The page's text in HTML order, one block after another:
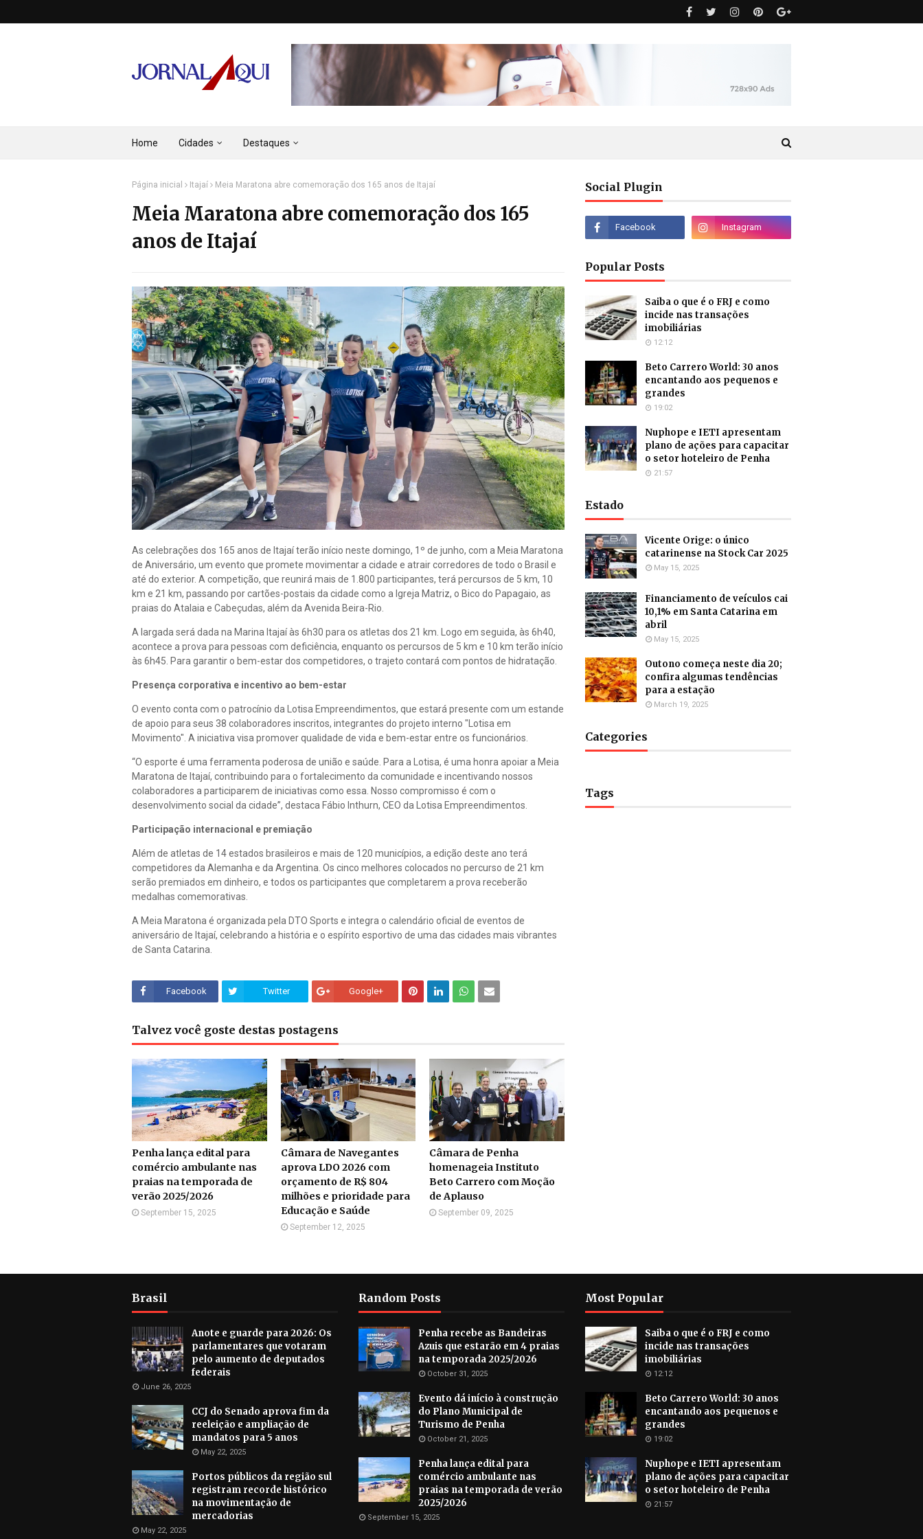
Home Cidades Destaques
Página inicial Itajaí Meia Maratona abre comemoração dos 165 anos de Itajaí
Meia Maratona abre comemoração dos 165
anos de Itajaí
As celebrações dos 165 anos de Itajaí terão início neste domingo, 1º de junho, com a Meia Maratona
de Aniversário, um evento que promete movimentar a cidade e atrair corredores de todo o Brasil e
até do exterior. A competição, que reunirá mais de 1.800 participantes, terá percursos de 5 km, 10
km e 21 km, passando por cartões-postais da cidade como a Igreja Matriz, o Bico do Papagaio, as
praias do Atalaia e Cabeçudas, além da Avenida Beira-Rio.
A largada será dada na Marina Itajaí às 6h30 para os atletas dos 21 km. Logo em seguida, às 6h40,
acontece a prova para pessoas com deficiência, enquanto os percursos de 5 km e 10 km terão início
às 6h45. Para garantir o bem-estar dos competidores, o trajeto contará com pontos de hidratação.
Presença corporativa e incentivo ao bem-estar
O evento conta com o patrocínio da Lotisa Empreendimentos, que estará presente com um estande
de apoio para seus 38 colaboradores inscritos, integrantes do projeto interno "Lotisa em
Movimento". A iniciativa visa promover qualidade de vida e bem-estar entre os funcionários.
“O esporte é uma ferramenta poderosa de união e saúde. Para a Lotisa, é uma honra apoiar a Meia
Maratona de Itajaí, contribuindo para o fortalecimento da comunidade e incentivando nossos
colaboradores a participarem de iniciativas como essa. Nosso compromisso é com o
desenvolvimento social da cidade”, destaca Fábio Inthurn, CEO da Lotisa Empreendimentos.
Participação internacional e premiação
Além de atletas de 14 estados brasileiros e mais de 120 municípios, a edição deste ano terá
competidores da Alemanha e da Argentina. Os cinco melhores colocados no percurso de 21 km
serão premiados em dinheiro, e todos os participantes que completarem a prova receberão
medalhas comemorativas.
A Meia Maratona é organizada pela DTO Sports e integra o calendário oficial de eventos de
aniversário de Itajaí, celebrando a história e o espírito esportivo de uma das cidades mais vibrantes
de Santa Catarina.
Facebook Twitter Google+
Talvez você goste destas postagens
Penha lança edital para
comércio ambulante nas
praias na temporada de
verão 2025/2026
September 15, 2025
Câmara de Navegantes
aprova LDO 2026 com
orçamento de R$ 804
milhões e prioridade para
Educação e Saúde
September 12, 2025
Câmara de Penha
homenageia Instituto
Beto Carrero com Moção
de Aplauso
September 09, 2025
Social Plugin
Popular Posts
Saiba o que é o FRJ e como
incide nas transações
imobiliárias
12:12
Beto Carrero World: 30 anos
encantando aos pequenos e
grandes
19:02
Nuphope e IETI apresentam
plano de ações para capacitar
o setor hoteleiro de Penha
21:57
Estado
Vicente Orige: o único
catarinense na Stock Car 2025
May 15, 2025
Financiamento de veículos cai
10,1% em Santa Catarina em
abril
May 15, 2025
Outono começa neste dia 20;
confira algumas tendências
para a estação
March 19, 2025
Categories
Tags
Brasil
Anote e guarde para 2026: Os
parlamentares que votaram
pelo aumento de deputados
federais
June 26, 2025
CCJ do Senado aprova fim da
reeleição e ampliação de
mandatos para 5 anos
May 22, 2025
Portos públicos da região sul
registram recorde histórico
na movimentação de
mercadorias
May 22, 2025
Random Posts
Penha recebe as Bandeiras
Azuis que estarão em 4 praias
na temporada 2025/2026
October 31, 2025
Evento dá início à construção
do Plano Municipal de
Turismo de Penha
October 21, 2025
Penha lança edital para
comércio ambulante nas
praias na temporada de verão
2025/2026
September 15, 2025
Most Popular
Saiba o que é o FRJ e como
incide nas transações
imobiliárias
12:12
Beto Carrero World: 30 anos
encantando aos pequenos e
grandes
19:02
Nuphope e IETI apresentam
plano de ações para capacitar
o setor hoteleiro de Penha
21:57